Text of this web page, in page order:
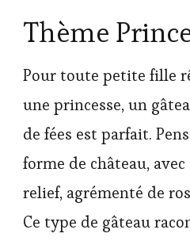
Thème
Pour toute petite fille
une princesse, un
de fées est parfait.
forme de château,
relief, agrémenté de
Ce type de gâteau